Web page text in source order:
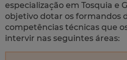
especialização em Tosquia e
objetivo dotar os formandos
competências técnicas que
intervir nas seguintes áreas: